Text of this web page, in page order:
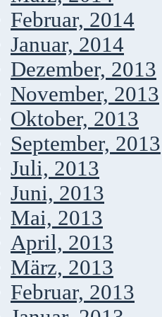
Februar, 2014
Januar, 2014
Dezember, 2013
November, 2013
Oktober, 2013
September, 2013
Juli, 2013
Juni, 2013
Mai, 2013
April, 2013
März, 2013
Februar, 2013